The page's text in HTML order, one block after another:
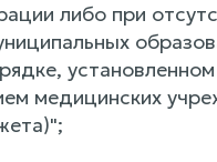
либо при
медицинских